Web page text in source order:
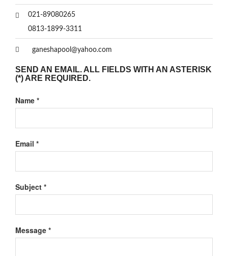
021-89080265
0813-1899-3311
ganeshapool@yahoo.com
SEND AN EMAIL. ALL FIELDS WITH AN ASTERISK
(*) ARE REQUIRED.
Name *
Email *
Subject *
Message *